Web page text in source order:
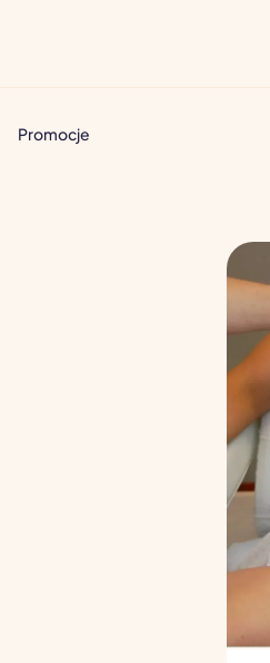
Promocje